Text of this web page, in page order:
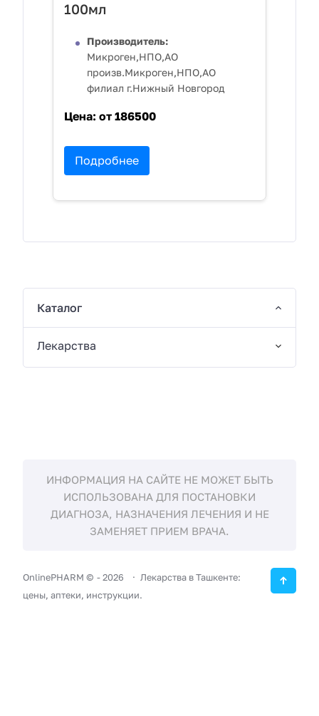
100мл
Производитель:
Микроген,НПО,АО
произв.Микроген,НПО,АО
филиал г.Нижный Новгород
Цена: от 186500
Подробнее
Каталог
Лекарства
ИНФОРМАЦИЯ НА САЙТЕ НЕ МОЖЕТ БЫТЬ
ИСПОЛЬЗОВАНА ДЛЯ ПОСТАНОВКИ
ДИАГНОЗА, НАЗНАЧЕНИЯ ЛЕЧЕНИЯ И НЕ
ЗАМЕНЯЕТ ПРИЕМ ВРАЧА.
OnlinePHARM © -2026
Лекарства в Ташкенте:
цены, аптеки, инструкции.